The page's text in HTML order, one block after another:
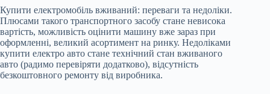
Купити електромобіль вживаний: переваги та недоліки.
Плюсами такого транспортного засобу стане невисока
вартість, можливість оцінити машину вже зараз при
оформленні, великий асортимент на ринку. Недоліками
купити електро авто стане технічний стан вживаного
авто (радимо перевіряти додатково), відсутність
безкоштовного ремонту від виробника.